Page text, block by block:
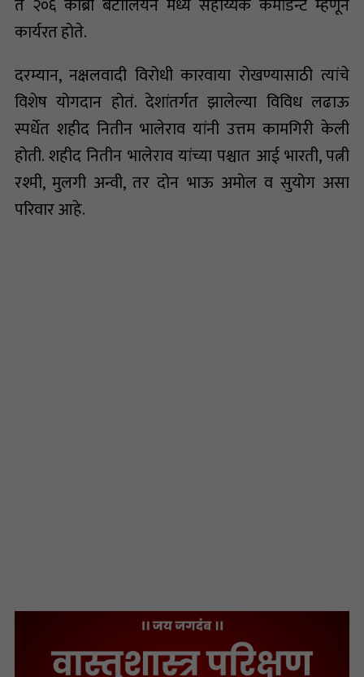
कार्यरत होते.
दरम्यान, नक्षलवादी विरोधी कारवाया रोखण्यासाठी त्यांचे
विशेष योगदान होतं. देशांतर्गत झालेल्या विविध लढाऊ
स्पर्धेत शहीद नितीन भालेराव यांनी उत्तम कामगिरी केली
होती. शहीद नितीन भालेराव यांच्या पश्चात आई भारती, पत्नी
रश्मी, मुलगी अन्वी, तर दोन भाऊ अमोल व सुयोग असा
परिवार आहे.